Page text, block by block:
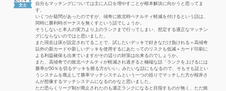
文士
自分もマッチングについては主に人口を増やすことが根本解決に向かうと思ってま
す。
いくつか疑問があったのですが、傾奇に敗北時ペナルティ軽減を付けるという話は、
同時に勝利時ボーナスを無くすという話でしょうか。
そうしないと本人の実力より上のランクまで行ってしまい、想定する適正なマッチン
グにならないのではと思いました。
また現在は床が設定されてることで、試したいデッキで好きなだけ負けれる＝高傾奇
以外の新カードや新しいデッキを使用するにあたってのリスクも低減＋カード印刷に
よる利益確保も出来ていますがその辺りの対策は出来るのでしょうか。
また、高傾奇での敗北ペナルティが軽減され過ぎると極端な話「ランクを上げるには
勝率が50％を切るデッキを握る方がいい」みたいな話にもなるので、そもそも証とい
うシステムを廃止して勝率マッチシステムという一つの括りでマッチした方が桜井さ
んが想像するマッチシステムになるのかなと思いました。
ただ恐らくリーグ制が廃止されたのも適正ランクになると目指すものが無く、ただ維